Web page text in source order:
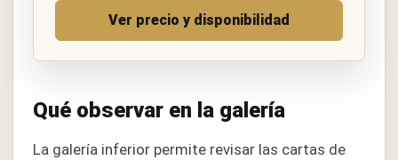
Ver precio y disponibilidad
Qué observar en la galería
La galería inferior permite revisar las cartas de